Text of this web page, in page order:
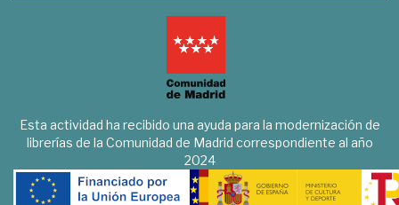
Esta actividad ha recibido una ayuda para la modernización de
librerías de la Comunidad de Madrid correspondiente al año
2024